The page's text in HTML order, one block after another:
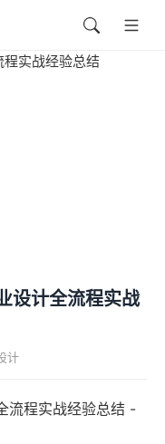
设计全流程实战
计
流程实战经验总结 -